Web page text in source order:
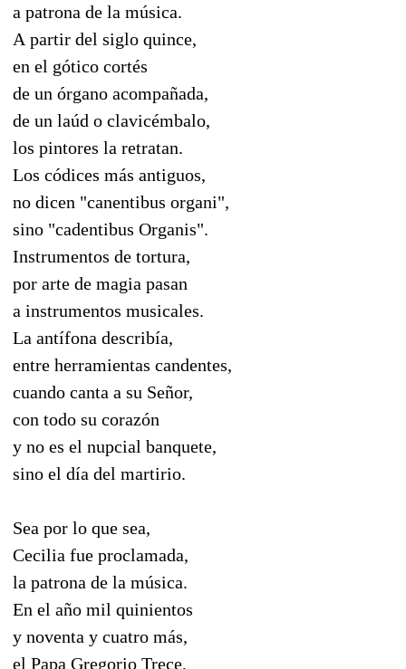
a patrona de la música.
A partir del siglo quince,
en el gótico cortés
de un órgano acompañada,
de un laúd o clavicémbalo,
los pintores la retratan.
Los códices más antiguos,
no dicen "canentibus organi",
sino "cadentibus Organis".
Instrumentos de tortura,
por arte de magia pasan
a instrumentos musicales.
La antífona describía,
entre herramientas candentes,
cuando canta a su Señor,
con todo su corazón
y no es el nupcial banquete,
sino el día del martirio.
Sea por lo que sea,
Cecilia fue proclamada,
la patrona de la música.
En el año mil quinientos
y noventa y cuatro más,
el Papa Gregorio Trece,